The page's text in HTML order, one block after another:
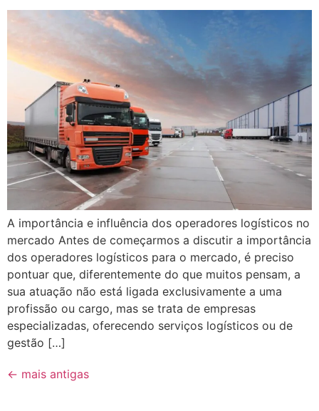
A importância e influência dos operadores logísticos no
mercado Antes de começarmos a discutir a importância
dos operadores logísticos para o mercado, é preciso
pontuar que, diferentemente do que muitos pensam, a
sua atuação não está ligada exclusivamente a uma
profissão ou cargo, mas se trata de empresas
especializadas, oferecendo serviços logísticos ou de
gestão […]
← mais antigas